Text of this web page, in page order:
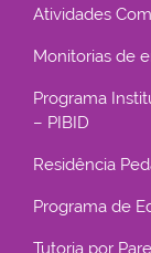
Atividades
Monitorias de
Programa
– PIBID
Residência
Programa de
Tutoria por